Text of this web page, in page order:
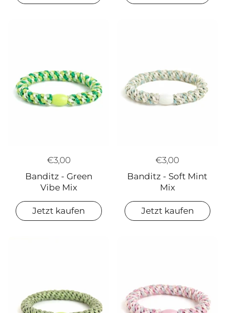
€3,00
Banditz - Green
Vibe Mix
Jetzt kaufen
€3,00
Banditz - Soft Mint
Mix
Jetzt kaufen